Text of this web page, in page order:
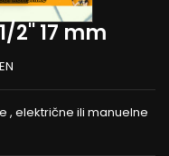
2'' 17 mm
, električne ili manuelne